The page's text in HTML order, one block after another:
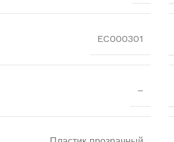
EC000301
–